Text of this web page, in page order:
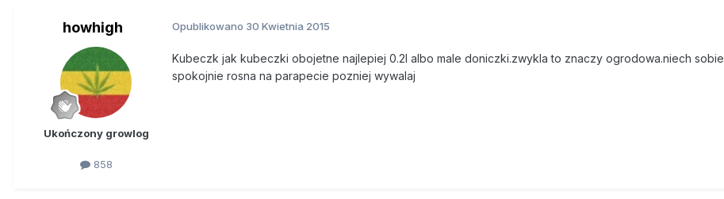
howhigh
Ukończony growlog
858
Opublikowano 30 Kwietnia 2015
Kubeczk jak kubeczki obojetne najlepiej 0.2l albo male doniczki.zwykla to znaczy ogrodowa.niech sobie
spokojnie rosna na parapecie pozniej wywalaj